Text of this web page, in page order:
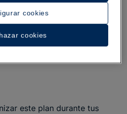
naturales no habilitados
se convertirá en tu mejor
definitivo.
este plan durante tus
cookies
cookies